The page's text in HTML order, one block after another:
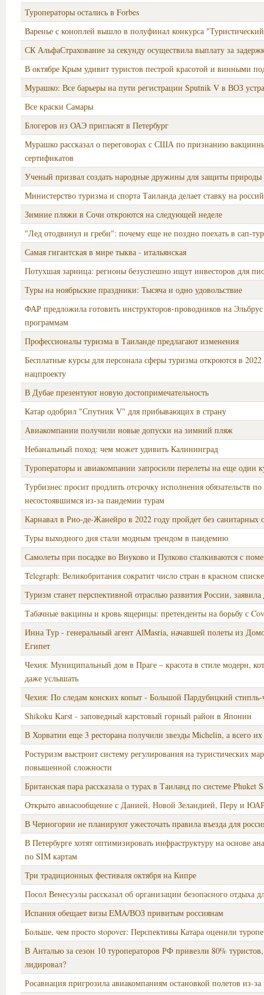
Туроператоры остались в Forbes
Варенье с коноплей вышло в полуфинал конкурса
СК АльфаСтрахование за секунду осуществила выплату за
В октябре Крым удивит туристов пестрой красотой и винными
Мурашко: Все барьеры на пути регистрации Sputnik V в ВОЗ
Все краски Самары
Блогеров из ОАЭ пригласят в Петербург
Мурашко рассказал о переговорах с США по признанию
сертификатов
Ученый призвал создать народные дружины для защиты природы
Министерство туризма и спорта Таиланда делает ставку на
Зимние пляжи в Сочи откроются на следующей неделе
"Лед отодвинул и греби": почему еще не поздно поехать в сап-тур
Самая гигантская в мире тыква - итальянская
Потухшая зарница: регионы безуспешно ищут инвесторов для
Туры на ноябрьские праздники: Тысяча и одно удовольствие
ФАР предложила готовить инструкторов-проводников на
программам
Профессионалы туризма в Таиланде предлагают изменения
Бесплатные курсы для персонала сферы туризма откроются в
нацпроекту
​В Дубае презентуют новую достопримечательность
Катар одобрил "Спутник V" для прибывающих в страну
Авиакомпании получили новые допуски на зимний пляж
Небанальный поход: чем может удивить Калининград
Туроператоры и авиакомпании запросили перелеты на еще один
Турбизнес просит продлить отсрочку исполнения обязательств по
несостоявшимся из-за пандемии турам
Карнавал в Рио-де-Жанейро в 2022 году пройдет без санитарных
Туры выходного дня стали модным трендом в пандемию
Самолеты при посадке во Внуково и Пулково сталкиваются с
Telegraph: Великобритания сократит число стран в красном
Туризм станет перспективной отраслью развития России, заявила
Табачные вакцины и кровь ящерицы: претенденты на борьбу с
Инна Тур - генеральный агент AlMasria, начавшей полеты из
Египет
Чехия: Муниципальный дом в Праге – красота в стиле модерн,
даже услышать
Чехия: По следам конских копыт - Большой Пардубицкий стипль-
Shikoku Karst - заповедный карстовый горный район в Японии
В Хорватии еще 3 ресторана получили звезды Michelin, а всего их
Ростуризм выстроит систему регулирования на туристических
повышенной сложности
Британская пара рассказала о турах в Таиланд по системе Phuket
Открыто авиасообщение с Данией, Новой Зеландией, Перу и
В Черногории не планируют ужесточать правила въезда для
В Петербурге хотят оптимизировать инфраструктуру на основе
по SIM картам
Три традиционных фестиваля октября на Кипре
Посол Венесуэлы рассказал об организации безопасного отдыха
Испания обещает визы EMA/ВОЗ привитым россиянам
Больше, чем просто stopover: Перспективы Катара оценили
В Анталью за сезон 10 туроператоров РФ привезли 80%
лидировал?
Росавиация пригрозила авиакомпаниям остановкой полетов из-